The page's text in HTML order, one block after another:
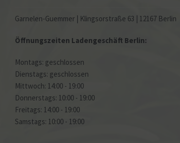
Garnelen-Guemmer | Klingsorstraße 63 | 12167 Berlin
Öffnungszeiten Ladengeschäft Berlin:
Montags: geschlossen
Dienstags: geschlossen
Mittwoch: 14:00 - 19:00
Donnerstags: 10:00 - 19:00
Freitags: 14:00 - 19:00
Samstags: 10:00 - 19:00